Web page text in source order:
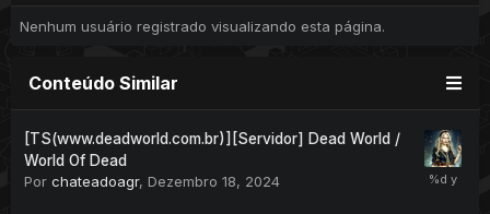
Nenhum usuário registrado visualizando esta página.
Conteúdo Similar
[TS(www.deadworld.com.br)][Servidor] Dead World /
World Of Dead
Por chateadoagr, Dezembro 18, 2024